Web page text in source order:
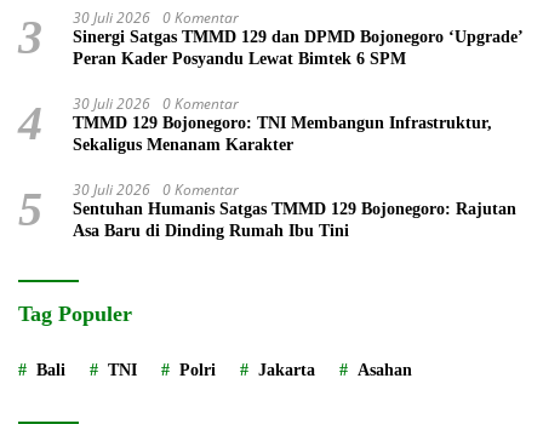
3 30 Juli 2026 0 Komentar
Sinergi Satgas TMMD 129 dan DPMD Bojonegoro ‘Upgrade’
Peran Kader Posyandu Lewat Bimtek 6 SPM
4 30 Juli 2026 0 Komentar
TMMD 129 Bojonegoro: TNI Membangun Infrastruktur,
Sekaligus Menanam Karakter
5 30 Juli 2026 0 Komentar
Sentuhan Humanis Satgas TMMD 129 Bojonegoro: Rajutan
Asa Baru di Dinding Rumah Ibu Tini
Tag Populer
Bali TNI Polri Jakarta Asahan